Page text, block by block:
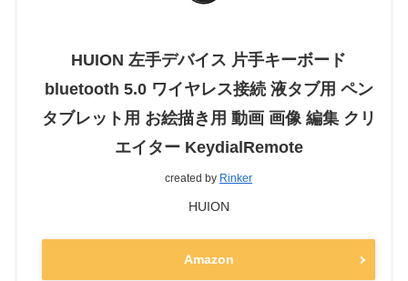
HUION 左手デバイス 片手キーボード
bluetooth 5.0 ワイヤレス接続 液タブ用 ペン
タブレット用 お絵描き用 動画 画像 編集 クリ
エイター KeydialRemote
created by Rinker
HUION
Amazon